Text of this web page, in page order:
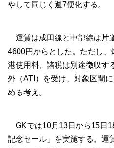
やして同じく週7便化する。
運賃は成田線と中部線は片
4600円からとした。ただし
港使用料、諸税は別途徴収す
外（ATI）を受け、対象区間
める考え。
GKでは10月13日から15日
記念セール」を実施する。運